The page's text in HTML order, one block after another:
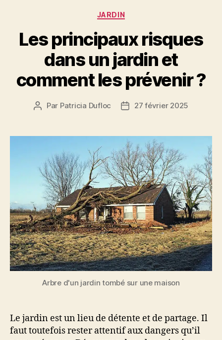
Catégories
JARDIN
Les principaux risques
dans un jardin et
comment les prévenir ?
Auteur
Par Patricia Dufloc
Date27 février 2025
Arbre d'un jardin tombé sur une maison
Le jardin est un lieu de détente et de partage. Il
faut toutefois rester attentif aux dangers qu’il